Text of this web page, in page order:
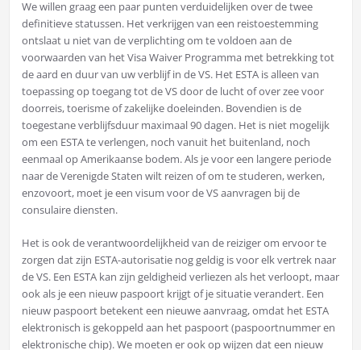
We willen graag een paar punten verduidelijken over de twee
definitieve statussen. Het verkrijgen van een reistoestemming
ontslaat u niet van de verplichting om te voldoen aan de
voorwaarden van het Visa Waiver Programma met betrekking tot
de aard en duur van uw verblijf in de VS. Het ESTA is alleen van
toepassing op toegang tot de VS door de lucht of over zee voor
doorreis, toerisme of zakelijke doeleinden. Bovendien is de
toegestane verblijfsduur maximaal 90 dagen. Het is niet mogelijk
om een ESTA te verlengen, noch vanuit het buitenland, noch
eenmaal op Amerikaanse bodem. Als je voor een langere periode
naar de Verenigde Staten wilt reizen of om te studeren, werken,
enzovoort, moet je een visum voor de VS aanvragen bij de
consulaire diensten.
Het is ook de verantwoordelijkheid van de reiziger om ervoor te
zorgen dat zijn ESTA-autorisatie nog geldig is voor elk vertrek naar
de VS. Een ESTA kan zijn geldigheid verliezen als het verloopt, maar
ook als je een nieuw paspoort krijgt of je situatie verandert. Een
nieuw paspoort betekent een nieuwe aanvraag, omdat het ESTA
elektronisch is gekoppeld aan het paspoort (paspoortnummer en
elektronische chip). We moeten er ook op wijzen dat een nieuw